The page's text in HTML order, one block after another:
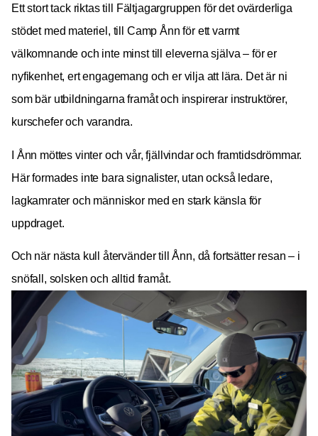
Ett stort tack riktas till Fältjagargruppen för det ovärderliga
stödet med materiel, till Camp Ånn för ett varmt
välkomnande och inte minst till eleverna själva – för er
nyfikenhet, ert engagemang och er vilja att lära. Det är ni
som bär utbildningarna framåt och inspirerar instruktörer,
kurschefer och varandra.
I Ånn möttes vinter och vår, fjällvindar och framtidsdrömmar.
Här formades inte bara signalister, utan också ledare,
lagkamrater och människor med en stark känsla för
uppdraget.
Och när nästa kull återvänder till Ånn, då fortsätter resan – i
snöfall, solsken och alltid framåt.